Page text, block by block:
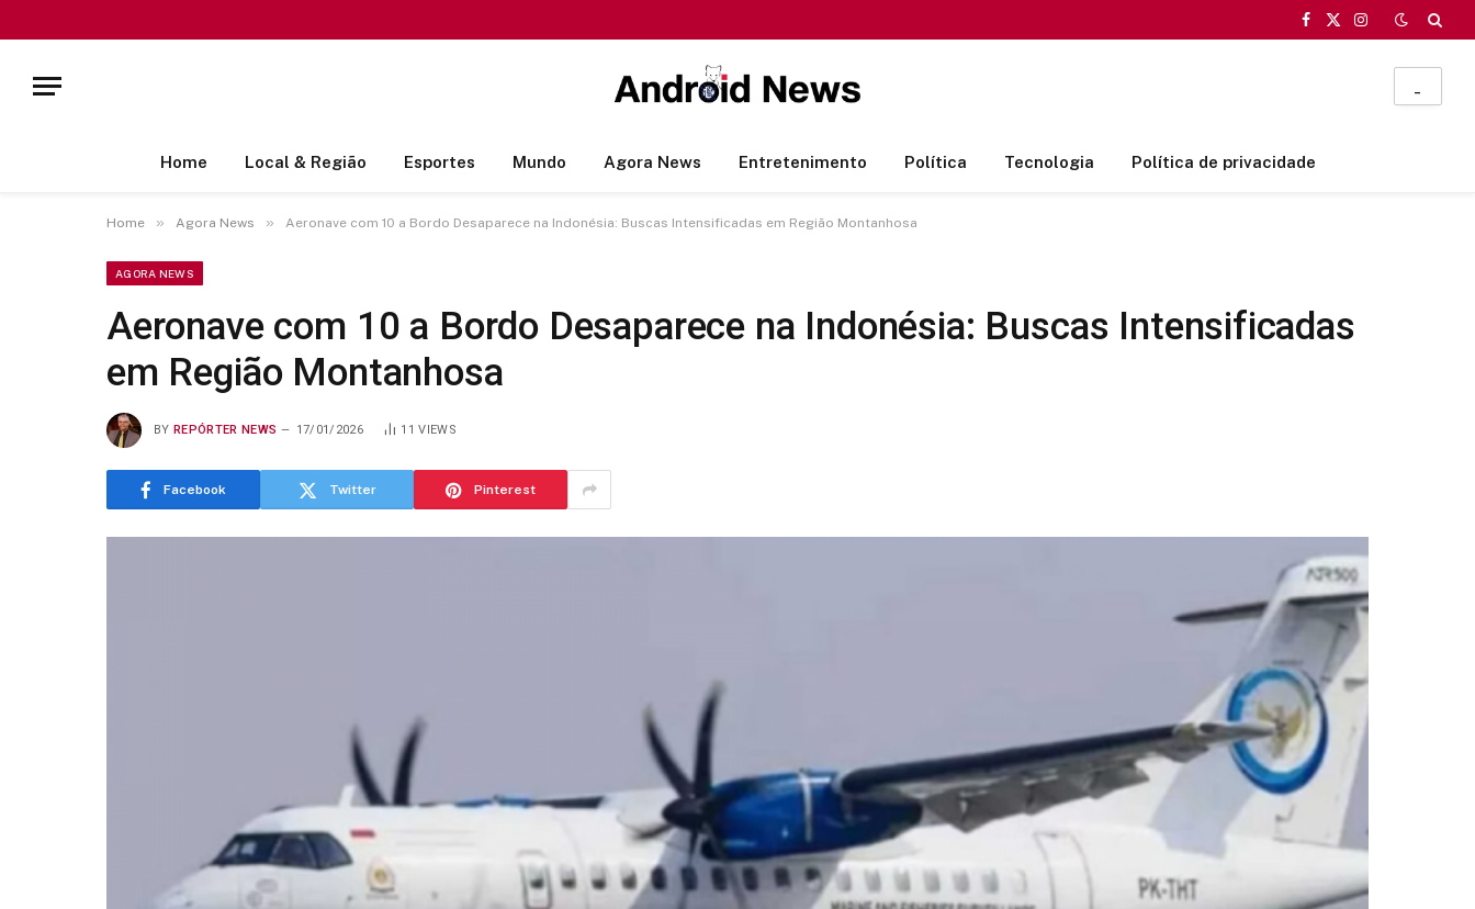
Facebook
X
Instagram
Home Local & Região Esportes Mundo Agora News Entretenimento Política Tecnologia Política de privacidade
Home » Agora News » Aeronave com 10 a Bordo Desaparece na Indonésia: Buscas Intensificadas em Região Montanhosa
AGORA NEWS
Aeronave com 10 a Bordo Desaparece na Indonésia: Buscas Intensificadas
em Região Montanhosa
BY REPÓRTER NEWS 17/01/2026 11VIEWS
Facebook Twitter Pinterest